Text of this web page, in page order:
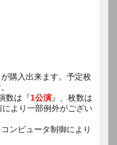
購入出来ます。予定枚
数は『1公演』、枚数は
より一部例外がござい
ンピュータ制御により